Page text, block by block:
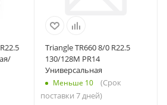
Triangle TR660 8/0 R22.5
130/128M PR14
Универсальная
Меньше 10
(Срок
поставки 7 дней)